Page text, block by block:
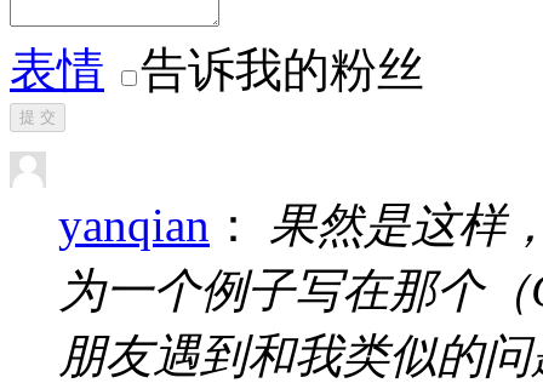
表情 告诉我的粉丝
提 交
yanqian ：
果然是这样
为一个例子写在那个
朋友遇到和我类似的